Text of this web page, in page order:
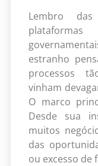
Lembro
estranho
processos
vinham
O marco
Desde sua
muitos
das
ou excesso de